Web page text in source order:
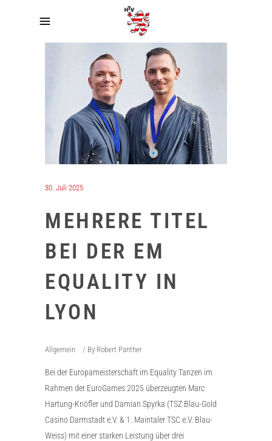
30. Juli 2025
MEHRERE TITEL
BEI DER EM
EQUALITY IN
LYON
Allgemein By Robert Panther
Bei der Europameisterschaft im Equality Tanzen im
Rahmen der EuroGames 2025 überzeugten Marc
Hartung-Knöfler und Damian Spyrka (TSZ Blau-Gold
Casino Darmstadt e.V. & 1. Maintaler TSC e.V. Blau-
Weiss) mit einer starken Leistung über drei